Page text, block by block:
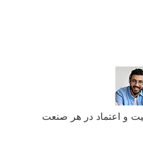
و اعتماد در هر صنعت